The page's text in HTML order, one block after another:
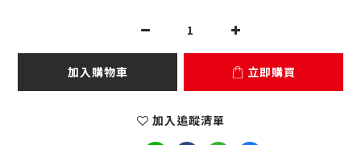
加入購物車 立即購買
加入追蹤清單